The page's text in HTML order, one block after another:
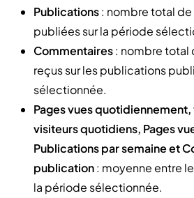
Publications: nombre total
publiées sur la période
Commentaires: nombre total
reçus sur les publications
sélectionnée.
Pages vues
visiteurs quotidiens, Pages
Publications par semaine et
publication: moyenne entre
la période sélectionnée.